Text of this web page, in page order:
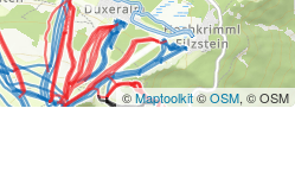
©Maptoolkit©OSM, © OSM